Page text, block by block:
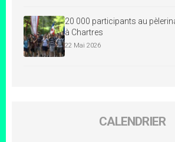
20 000 participants au
à Chartres
22 Mai 2026
CALENDRIER